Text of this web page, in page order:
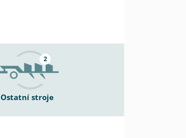
Ostatní stroje
2